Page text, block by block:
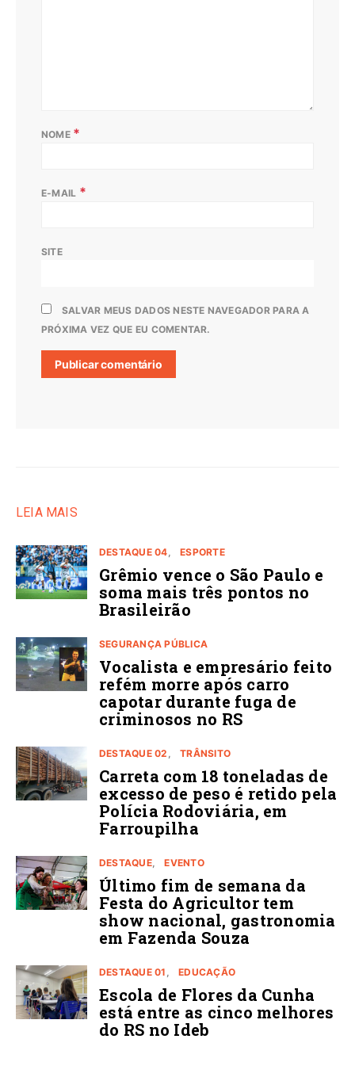
NOME *
E-MAIL *
SITE
SALVAR MEUS DADOS NESTE NAVEGADOR PARA A
PRÓXIMA VEZ QUE EU COMENTAR.
LEIA MAIS
DESTAQUE 04 ESPORTE
Grêmio vence o São Paulo e
soma mais três pontos no
Brasileirão
SEGURANÇA PÚBLICA
Vocalista e empresário feito
refém morre após carro
capotar durante fuga de
criminosos no RS
DESTAQUE 02 TRÂNSITO
Carreta com 18 toneladas de
excesso de peso é retido pela
Polícia Rodoviária, em
Farroupilha
DESTAQUE EVENTO
Último fim de semana da
Festa do Agricultor tem
show nacional, gastronomia
em Fazenda Souza
DESTAQUE 01 EDUCAÇÃO
Escola de Flores da Cunha
está entre as cinco melhores
do RS no Ideb